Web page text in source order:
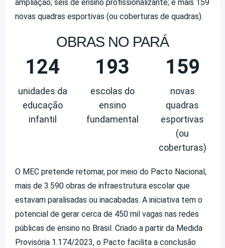
ampliação; seis de ensino profissionalizante; e mais 159
novas quadras esportivas (ou coberturas de quadras).
OBRAS NO PARÁ
124
unidades da
educação
infantil
193
escolas do
ensino
fundamental
159
novas
quadras
esportivas
(ou
coberturas)
O MEC pretende retomar, por meio do Pacto Nacional,
mais de 3.590 obras de infraestrutura escolar que
estavam paralisadas ou inacabadas. A iniciativa tem o
potencial de gerar cerca de 450 mil vagas nas redes
públicas de ensino no Brasil. Criado a partir da Medida
Provisória 1.174/2023, o Pacto facilita a conclusão